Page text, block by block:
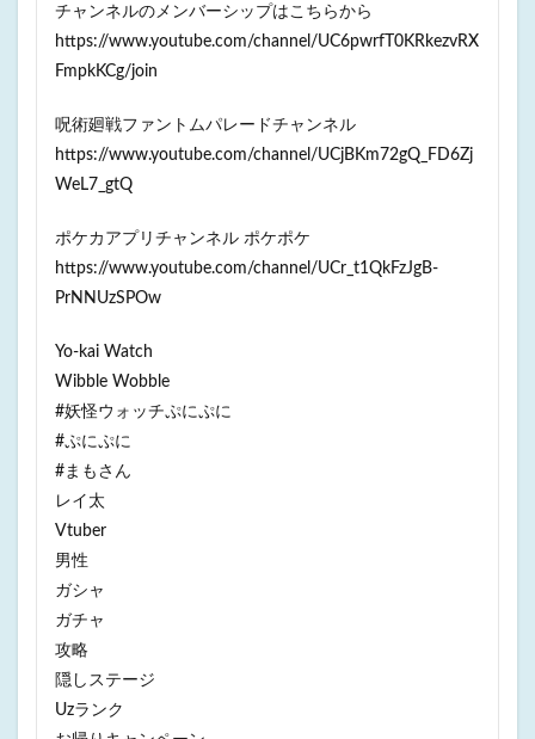
チャンネルのメンバーシップはこちらから
https://www.youtube.com/channel/UC6pwrfT0KRkezvRX
FmpkKCg/join
呪術廻戦ファントムパレードチャンネル
https://www.youtube.com/channel/UCjBKm72gQ_FD6Zj
WeL7_gtQ
ポケカアプリチャンネル ポケポケ
https://www.youtube.com/channel/UCr_t1QkFzJgB-
PrNNUzSPOw
Yo-kai Watch
Wibble Wobble
#妖怪ウォッチぷにぷに
#ぷにぷに
#まもさん
レイ太
Vtuber
男性
ガシャ
ガチャ
攻略
隠しステージ
Uzランク